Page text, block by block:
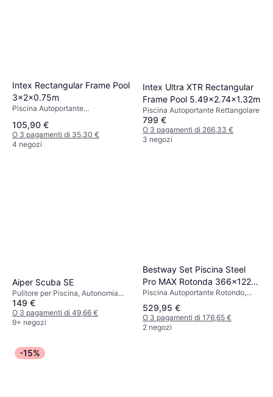
Intex Rectangular Frame Pool
3x2x0.75m
Piscina Autoportante
105,90 €
O 3 pagamenti di 35,30 €
4 negozi
Intex Ultra XTR Rectangular
Frame Pool 5.49x2.74x1.32m
Piscina Autoportante Rettangolare
799 €
O 3 pagamenti di 266,33 €
3 negozi
Aiper Scuba SE
Pulitore per Piscina, Autonomia
1.5h
149 €
O 3 pagamenti di 49,66 €
9+ negozi
Bestway Set Piscina Steel
Pro MAX Rotonda 366x122
cm
Piscina Autoportante Rotondo,
529,95 €
O 3 pagamenti di 176,65 €
2 negozi
-15%